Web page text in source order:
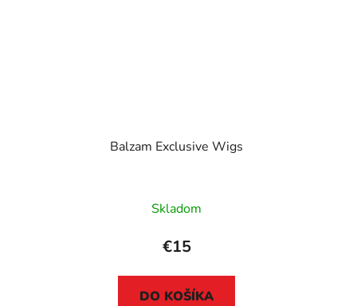
Balzam Exclusive Wigs
Skladom
€15
DO KOŠÍKA